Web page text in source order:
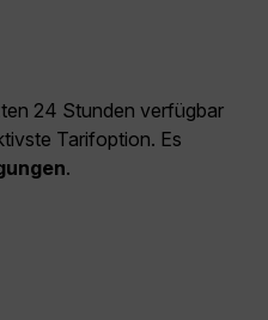
24 Stunden verfügbar
Tarifoption. Es
.